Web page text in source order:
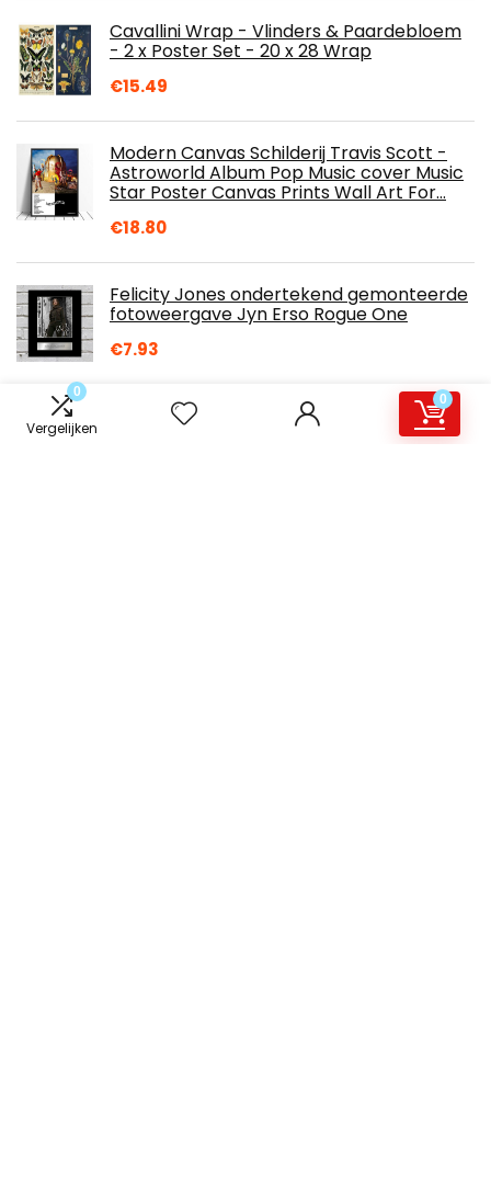
0
Vergelijken
0
Cavallini Wrap - Vlinders & Paardebloem
- 2 x Poster Set - 20 x 28 Wrap
€15.49
Modern Canvas Schilderij Travis Scott -
Astroworld Album Pop Music cover Music
Star Poster Canvas Prints Wall Art For…
€18.80
Felicity Jones ondertekend gemonteerde
fotoweergave Jyn Erso Rogue One
€7.93
Alessi MAMI 5 STUKS TAFEL INSTELLING, Wit